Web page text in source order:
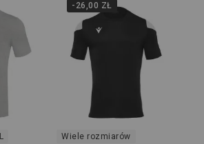
-26,00 ZŁ
Wiele rozmiarów